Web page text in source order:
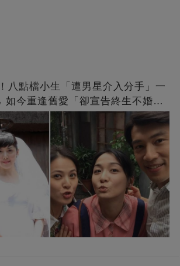
八點檔小生「遭男星介入分手」一